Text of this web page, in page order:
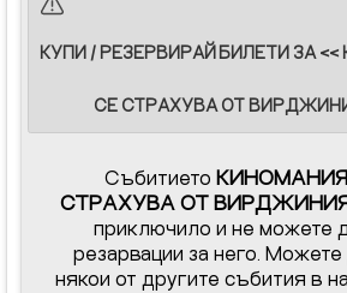
КУПИ / РЕЗЕРВИРАЙ БИЛЕТИ ЗА
СЕ СТРАХУВА ОТ
Събитието
СТРАХУВА ОТ
приключило и не можете
резарвации за него.
някои от другите събития в